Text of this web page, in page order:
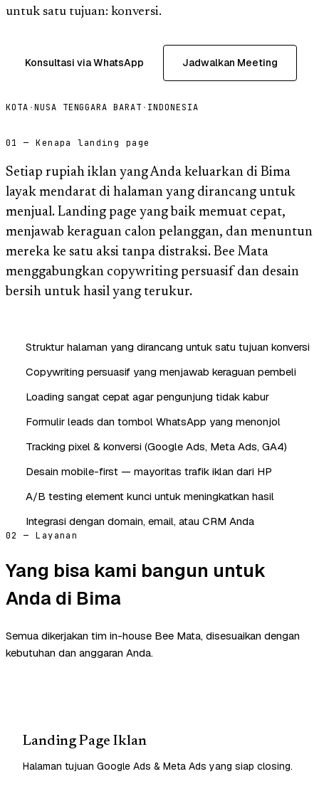
untuk satu tujuan: konversi.
Konsultasi via WhatsApp Jadwalkan Meeting
KOTA ·NUSA TENGGARA BARAT · INDONESIA
01 — Kenapa landing page
Setiap rupiah iklan yang Anda keluarkan di Bima
layak mendarat di halaman yang dirancang untuk
menjual. Landing page yang baik memuat cepat,
menjawab keraguan calon pelanggan, dan menuntun
mereka ke satu aksi tanpa distraksi. Bee Mata
menggabungkan copywriting persuasif dan desain
bersih untuk hasil yang terukur.
Struktur halaman yang dirancang untuk satu tujuan konversi
Copywriting persuasif yang menjawab keraguan pembeli
Loading sangat cepat agar pengunjung tidak kabur
Formulir leads dan tombol WhatsApp yang menonjol
Tracking pixel & konversi (Google Ads, Meta Ads, GA4)
Desain mobile-first — mayoritas trafik iklan dari HP
A/B testing element kunci untuk meningkatkan hasil
Integrasi dengan domain, email, atau CRM Anda
02 — Layanan
Yang bisa kami bangun untuk
Anda di Bima
Semua dikerjakan tim in-house Bee Mata, disesuaikan dengan
kebutuhan dan anggaran Anda.
Landing Page Iklan
Halaman tujuan Google Ads & Meta Ads yang siap closing.